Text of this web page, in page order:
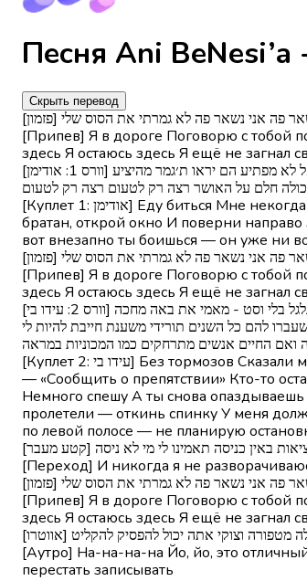
Скрыть перевод
נשאר פה אני נשאר פה לא גמרתי את הסוס שלי
[Припев] Я в дороге Поговорю с тобой
здесь Я остаюсь здесь Я ещё не загнал
[וורס 1: אודימן] אני נוסע להיאבק אין לי זמן גם לשחק אני עוצר רק לתדלק ואז פול גז מתרחק בדרך כאן אל החלום (יה) עוד קדימה בונא גבר פתח חלון ופנה ימינה חותכים פה מימין ושמאל לא מפתיע הם יראו ת׳גמר מהיציע
חלם על האושר רצה רק לטעום רצה רק לטעום
[Куплет 1: אודימן] Еду биться Мне некогда и играть Останавливаюсь только заправиться А потом на полный газ — уношу́сь По дороге здесь к мечте (йе) Ещё вперёд Эй,
братан, открой окно И поверни
вот внезапно ты боишься — он уже ни
נשאר פה אני נשאר פה לא גמרתי את הסוס שלי
[Припев] Я в дороге Поговорю с тобой
здесь Я остаюсь здесь Я ещё не загнал
[וורס 2: עידו בי] בלי ברקס אמרו לי עצור בדרך לבור חפרת עמוק שמע שים וויז - עולה על ההגה עם חברה שמאמינים מהיום הראשון בלי טסט - דווח על מפגע אחד שעצר רצה לתקן תגלגל בלי וסט - מאמי את באה מחכה
להם כל השנים תורידי משענת חייבת להיות לי
ואם החיים אנשים מתרחקים כמו המכוניות במראה
[Куплет 2: עידו בי] Без тормозов Сказали мне: стой По дороге к яме Глубоко раскопал, слышь — включай Waze — Сажусь за руль с ребятами, что верят с первого дня, без прав
— «Сообщить о препятствии» Кто-то
Немного спешу А ты снова
пролетели — откинь спинку У меня
по левой полосе — не планирую
באין כניסה תאמינו לי מי לא ניסה
[Переход] И никогда я не
נשאר פה אני נשאר פה לא גמרתי את הסוס שלי
[Припев] Я в дороге Поговорю с тобой
здесь Я остаюсь здесь Я ещё не загнал
מטפורה וצוקי אתה יכול להפסיק להקליט
[Аутро] На-на-на-на Йо, йо, это
перестать записывать